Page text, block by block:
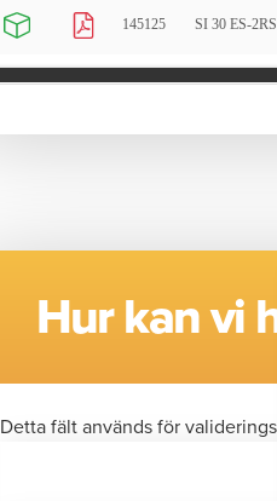
Hur kan vi
Detta fält används för